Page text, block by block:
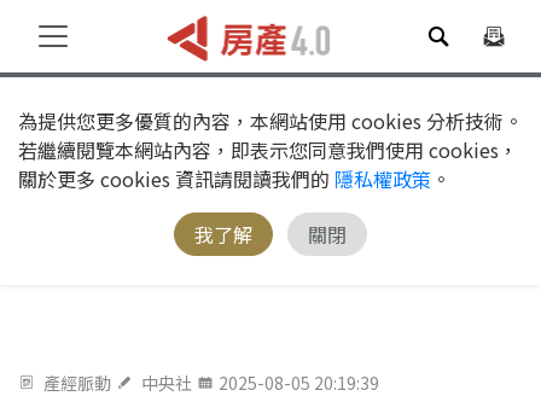
為提供您更多優質的內容，本網站使用 cookies 分析技術。
若繼續閱覽本網站內容，即表示您同意我們使用 cookies，
關於更多 cookies 資訊請閱讀我們的 隱私權政策 。
我了解
關閉
產經脈動 中央社 2025-08-05 20:19:39